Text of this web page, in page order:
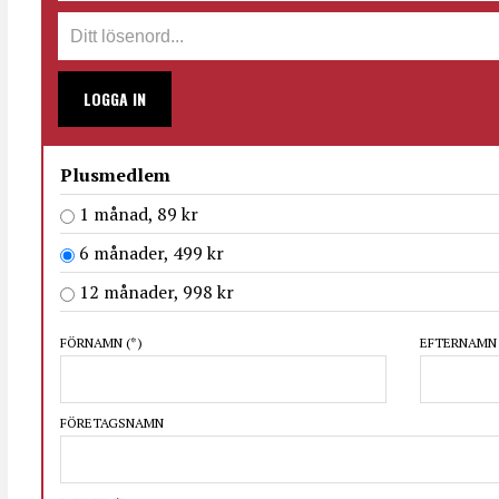
LOGGA IN
Plusmedlem
1 månad, 89 kr
6 månader, 499 kr
12 månader, 998 kr
FÖRNAMN (*) EFTERNAMN
FÖRETAGSNAMN